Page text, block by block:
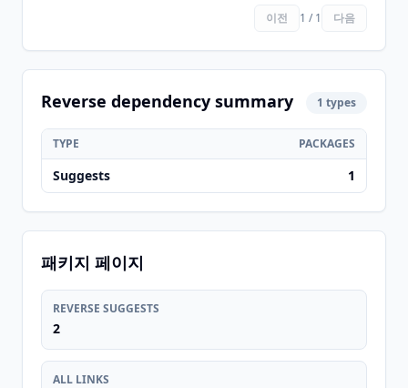
이전 1 / 1 다음
Reverse dependency summary 1 types
TYPE PACKAGES
Suggests 1
패키지 페이지
REVERSE SUGGESTS
2
ALL LINKS